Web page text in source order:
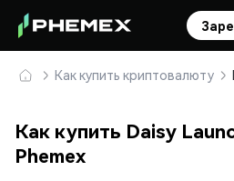
Как купить криптовалюту
Как купить Daisy
Phemex